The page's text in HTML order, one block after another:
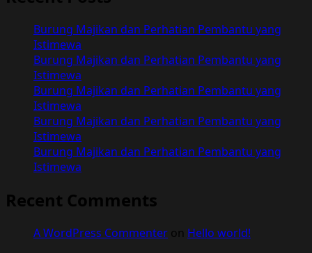
Pemuda
dan
Wanita
yang
Lebih
Tua
Burung Majikan dan Perhatian Pembantu yang
Istimewa
Burung Majikan dan Perhatian Pembantu yang
Istimewa
Burung Majikan dan Perhatian Pembantu yang
Istimewa
Burung Majikan dan Perhatian Pembantu yang
Istimewa
Burung Majikan dan Perhatian Pembantu yang
Istimewa
Recent Comments
A WordPress Commenter on Hello world!